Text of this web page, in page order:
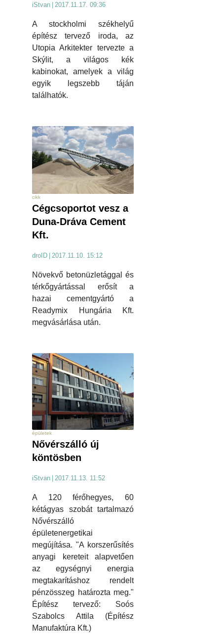
iStvan 2017.11.17. 09:36
A stockholmi székhelyű
építész tervező iroda, az
Utopia Arkitekter tervezte a
Skýlit, a világos kék
kabinokat, amelyek a világ
egyik legszebb táján
találhatók.
cikk
Cégcsoportot vesz a
Duna-Dráva Cement
Kft.
droID 2017.11.10. 15:12
Növekvő betonüzletággal és
térkőgyártással erősít a
hazai cementgyártó a
Readymix Hungária Kft.
megvásárlása után.
épületek
Nővérszálló új
köntösben
iStvan 2017.11.13. 11:52
A 120 férőhegyes, 60
kétágyas szobát tartalmazó
Nővérszálló
épületenergetikai
megújítása. "A korszerűsítés
anyagi kereteit alapvetően
az egységnyi energia
megtakarításhoz rendelt
pénzösszeg határozta meg."
Építész tervező: Soós
Szabolcs Attila (Építész
Manufaktúra Kft.)